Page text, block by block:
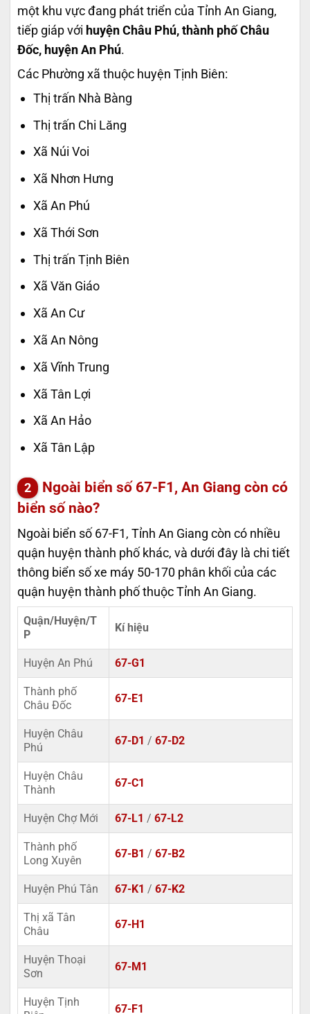
một khu vực đang phát triển của Tỉnh An Giang,
tiếp giáp với huyện Châu Phú, thành phố Châu
Đốc, huyện An Phú.
Các Phường xã thuộc huyện Tịnh Biên:
Thị trấn Nhà Bàng
Thị trấn Chi Lăng
Xã Núi Voi
Xã Nhơn Hưng
Xã An Phú
Xã Thới Sơn
Thị trấn Tịnh Biên
Xã Văn Giáo
Xã An Cư
Xã An Nông
Xã Vĩnh Trung
Xã Tân Lợi
Xã An Hảo
Xã Tân Lập
Ngoài biển số 67-F1, An Giang còn có
biển số nào?
Ngoài biển số 67-F1, Tỉnh An Giang còn có nhiều
quận huyện thành phố khác, và dưới đây là chi tiết
thông biển số xe máy 50-170 phân khối của các
quận huyện thành phố thuộc Tỉnh An Giang.
Quận/Huyện/T
P
Kí hiệu
Huyện An Phú 67-G1
Thành phố
Châu Đốc
67-E1
Huyện Châu
Phú
67-D1 / 67-D2
Huyện Châu
Thành
67-C1
Huyện Chợ Mới 67-L1 / 67-L2
Thành phố
Long Xuyên
67-B1 / 67-B2
Huyện Phú Tân 67-K1 / 67-K2
Thị xã Tân
Châu
67-H1
Huyện Thoại
Sơn
67-M1
Huyện Tịnh
67-F1